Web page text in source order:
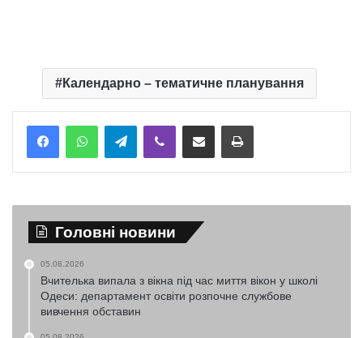
Календарно – тематичне планування
TelegramViber Надіслати електронною поштоюНадрукувати
Головні новини
05.08.2026
Вчителька випала з вікна під час миття вікон у школі
Одеси: департамент освіти розпочне службове
вивчення обставин